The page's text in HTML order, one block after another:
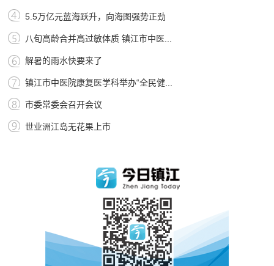
5.5万亿元蓝海跃升，向海图强势正劲
八旬高龄合并高过敏体质 镇江市中医...
解暑的雨水快要来了
镇江市中医院康复医学科举办“全民健...
市委常委会召开会议
世业洲江岛无花果上市